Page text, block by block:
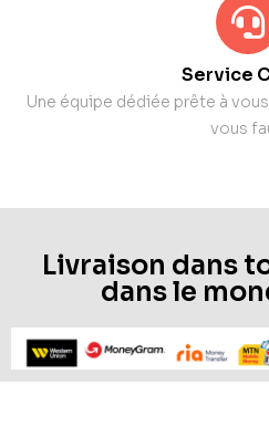
Service
Une équipe dédiée prête à
vous
Livraison dans
dans le